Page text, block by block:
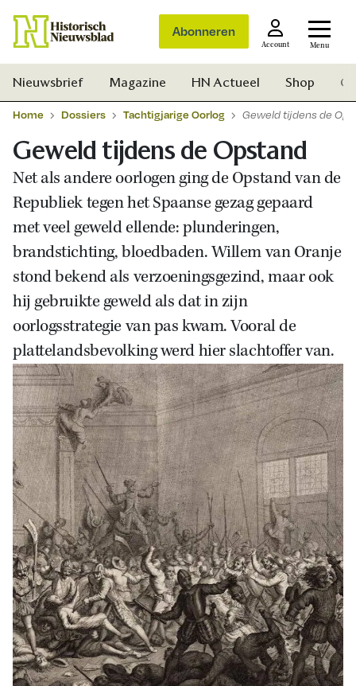
Abonneren
Account Menu
Zoek
Nieuwsbrief Magazine HN Actueel Shop
Home Dossiers Tachtigjarige Oorlog Geweld tijdens de
Geweld tijdens de Opstand
Net als andere oorlogen ging de Opstand van de
Republiek tegen het Spaanse gezag gepaard
met veel geweld ellende: plunderingen,
brandstichting, bloedbaden. Willem van Oranje
stond bekend als verzoeningsgezind, maar ook
hij gebruikte geweld als dat in zijn
oorlogsstrategie van pas kwam. Vooral de
plattelandsbevolking werd hier slachtoffer van.